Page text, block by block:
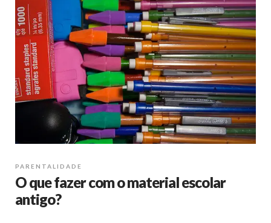
PARENTALIDADE
O que fazer com o material escolar
antigo?